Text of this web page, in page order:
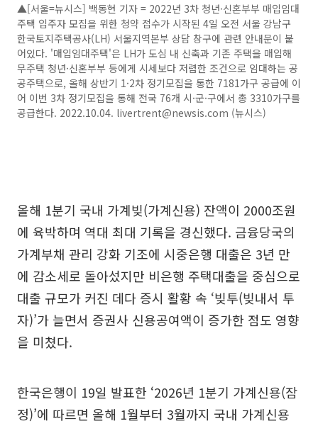
▲[서울=뉴시스] 백동현 기자 = 2022년 3차 청년·신혼부부 매입임대
주택 입주자 모집을 위한 청약 접수가 시작된 4일 오전 서울 강남구
한국토지주택공사(LH) 서울지역본부 상담 창구에 관련 안내문이 붙
어있다. '매입임대주택'은 LH가 도심 내 신축과 기존 주택을 매입해
무주택 청년·신혼부부 등에게 시세보다 저렴한 조건으로 임대하는 공
공주택으로, 올해 상반기 1·2차 정기모집을 통한 7181가구 공급에 이
어 이번 3차 정기모집을 통해 전국 76개 시·군·구에서 총 3310가구를
공급한다. 2022.10.04. livertrent@newsis.com (뉴시스)
올해 1분기 국내 가계빚(가계신용) 잔액이 2000조원
에 육박하며 역대 최대 기록을 경신했다. 금융당국의
가계부채 관리 강화 기조에 시중은행 대출은 3년 만
에 감소세로 돌아섰지만 비은행 주택대출을 중심으로
대출 규모가 커진 데다 증시 활황 속 ‘빚투(빚내서 투
자)’가 늘면서 증권사 신용공여액이 증가한 점도 영향
을 미쳤다.
한국은행이 19일 발표한 ‘2026년 1분기 가계신용(잠
정)’에 따르면 올해 1월부터 3월까지 국내 가계신용